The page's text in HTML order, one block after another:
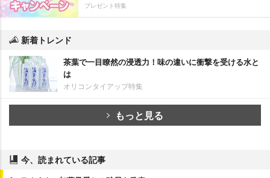
プレゼント特集
新着トレンド
茶葉で一目瞭然の浸透力！味の違いに衝撃を受ける水と
は
オリコンタイアップ特集
もっと見る
今、読まれている記事